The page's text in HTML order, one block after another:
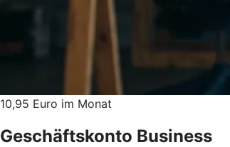
10,95 Euro im Monat
Geschäftskonto Business